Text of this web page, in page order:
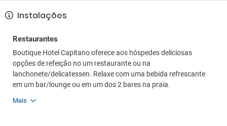
Instalações
Restaurantes
Boutique Hotel Capitano oferece aos hóspedes deliciosas
opções de refeição no um restaurante ou na
lanchonete/delicatessen. Relaxe com uma bebida refrescante
em um bar/lounge ou em um dos 2 bares na praia.
Mais